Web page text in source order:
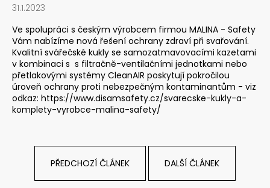
31.1.2023
Ve spolupráci s českým výrobcem firmou MALINA - Safety
Vám nabízíme nová řešení ochrany zdraví při svařování.
Kvalitní svářečské kukly se samozatmavovacími kazetami
v kombinaci s s filtračně-ventilačními jednotkami nebo
přetlakovými systémy CleanAIR poskytují pokročilou
úroveň ochrany proti nebezpečným kontaminantům - viz
odkaz: https://www.disamsafety.cz/svarecske-kukly-a-
komplety-vyrobce-malina-safety/
PŘEDCHOZÍ ČLÁNEK DALŠÍ ČLÁNEK
t
ř
e
b
u
j
e